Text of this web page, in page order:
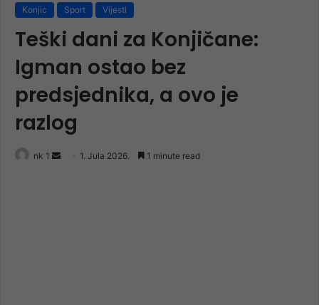
Konjic Sport Vijesti
Teški dani za Konjičane:
Igman ostao bez
predsjednika, a ovo je
razlog
nk 1
Send 1. Jula 2026. 1 minute read